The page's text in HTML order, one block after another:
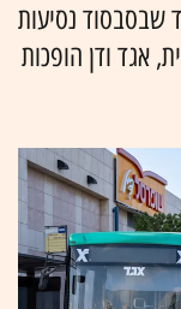
שבסבסוד נסיעות
אגד ודן הופכות